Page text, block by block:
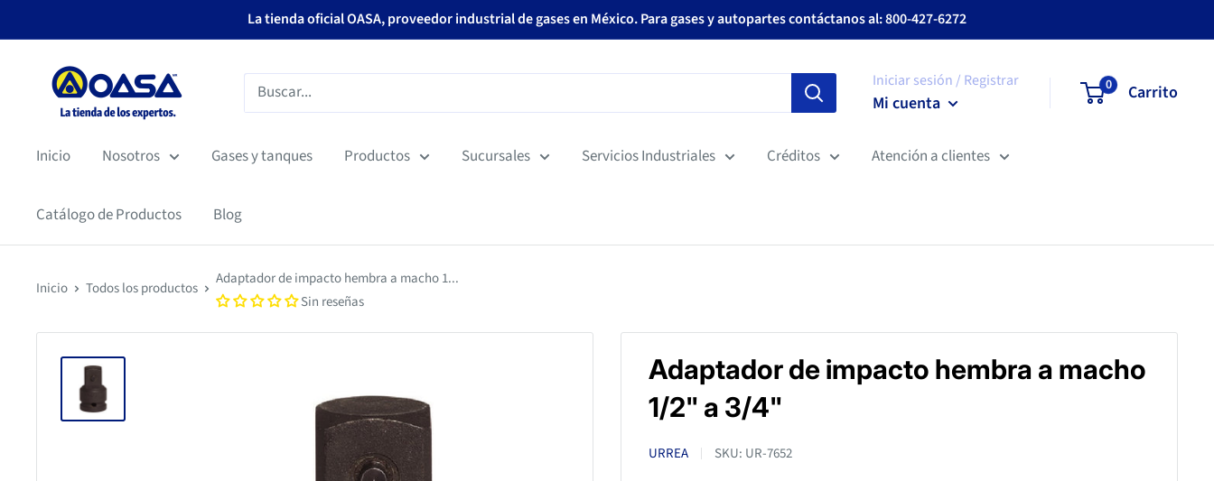
directamente
contenido
La tienda oficial OASA, proveedor industrial de gases en México. Para gases y autopartes contáctanos al: 800-427-6272
OASA Iniciar sesión / Registrar
Mi cuenta
0 Carrito
Inicio Nosotros Gases y tanques Productos Sucursales Servicios Industriales Créditos Atención a clientes
Catálogo de Productos Blog
Inicio Todos los productos
Adaptador de impacto hembra a macho 1...
Sin reseñas
Adaptador de impacto hembra a macho
1/2" a 3/4"
URREA SKU: UR-7652